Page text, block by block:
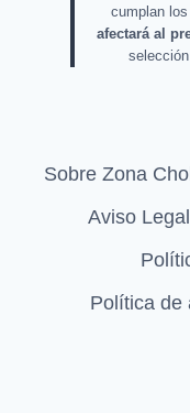
cumplan
afectará al
Sobre Zona
Aviso Legal
Política